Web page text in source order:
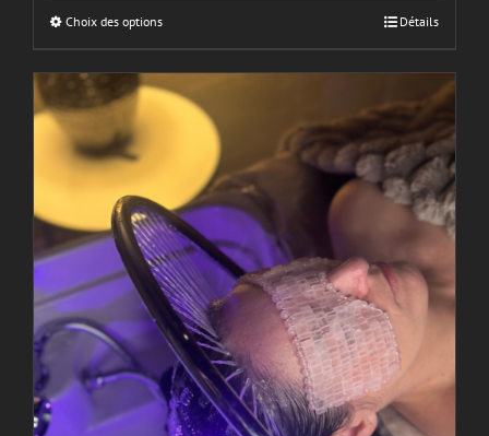
Choix des options Détails